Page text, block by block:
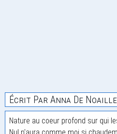
Écrit Par Anna De
Nature au coeur profond sur qui